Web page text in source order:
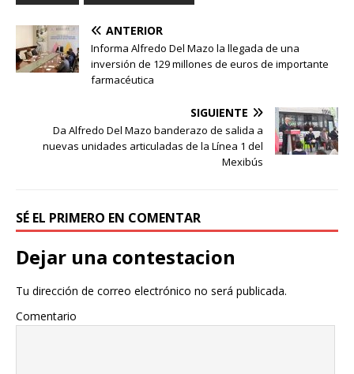
ANTERIOR
Informa Alfredo Del Mazo la llegada de una
inversión de 129 millones de euros de importante
farmacéutica
SIGUIENTE
Da Alfredo Del Mazo banderazo de salida a
nuevas unidades articuladas de la Línea 1 del
Mexibús
SÉ EL PRIMERO EN COMENTAR
Dejar una contestacion
Tu dirección de correo electrónico no será publicada.
Comentario